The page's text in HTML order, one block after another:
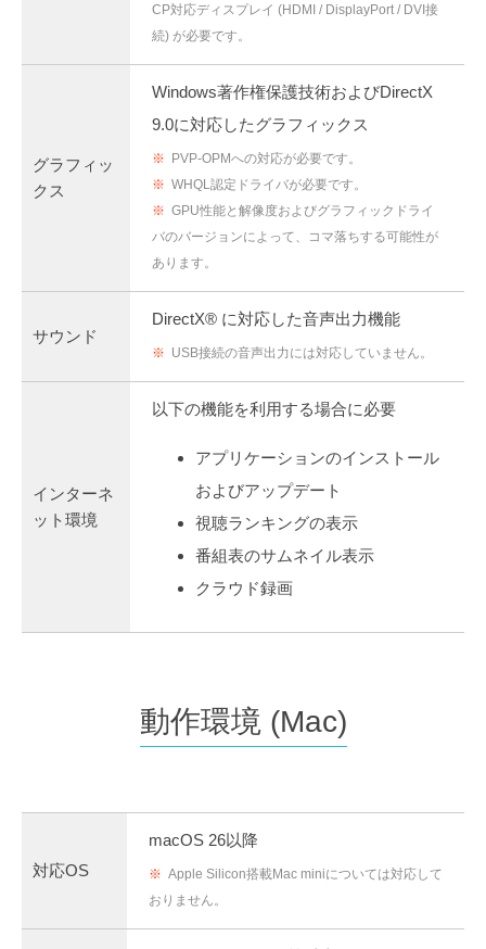
CP対応ディスプレイ (HDMI / DisplayPort / DVI接
続) が必要です。
グラフィッ
クス
Windows著作権保護技術およびDirectX
9.0に対応したグラフィックス
※ PVP-OPMへの対応が必要です。
※ WHQL認定ドライバが必要です。
※ GPU性能と解像度およびグラフィックドライ
バのバージョンによって、コマ落ちする可能性が
あります。
サウンド
DirectX® に対応した音声出力機能
※ USB接続の音声出力には対応していません。
インターネ
ット環境
以下の機能を利用する場合に必要
アプリケーションのインストール
およびアップデート
視聴ランキングの表示
番組表のサムネイル表示
クラウド録画
動作環境 (Mac)
対応OS
macOS 26以降
※ Apple Silicon搭載Mac miniについては対応して
おりません。